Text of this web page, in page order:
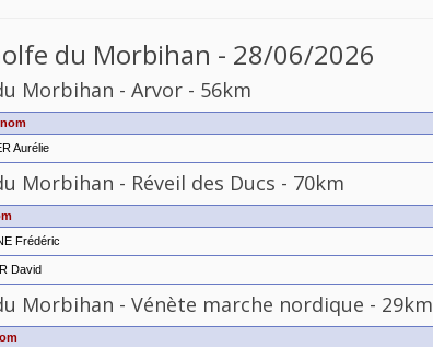
du Morbihan - 28/06/2026
Morbihan - Arvor - 56km
Aurélie
Morbihan - Réveil des Ducs - 70km
Frédéric
David
Morbihan - Vénète marche nordique - 29km